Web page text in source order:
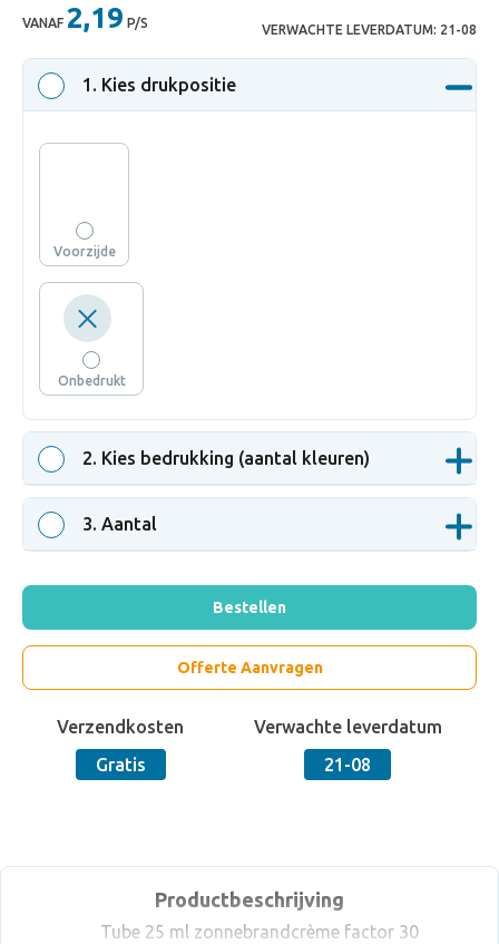
VANAF 2,19 P/S VERWACHTE LEVERDATUM: 21-08
1 . Kies drukpositie
Voorzijde
Onbedrukt
2. Kies bedrukking (aantal kleuren)
3. Aantal
Bestellen
Offerte Aanvragen
Verzendkosten
Gratis
Verwachte leverdatum
21-08
Productbeschrijving
Tube 25 ml zonnebrandcrème factor 30